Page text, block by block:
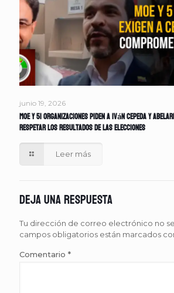
junio 19, 2026
MOE y 51 organizaciones piden a Iván Cepeda y
respetar los resultados de las elecciones
Leer más
Deja una respuesta
Tu dirección de correo electrónico no
campos obligatorios están marcados
Comentario *